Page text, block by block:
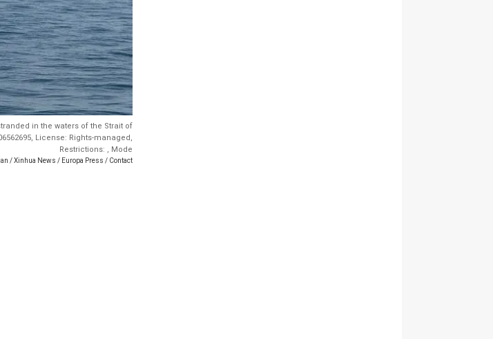
in the waters of the Strait of
License: Rights-managed,
Restrictions: , Mode
/ Xinhua News / Europa Press / Contact